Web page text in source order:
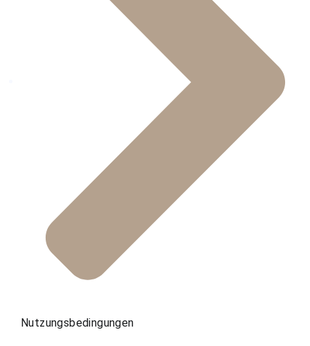
Nutzungsbedingungen